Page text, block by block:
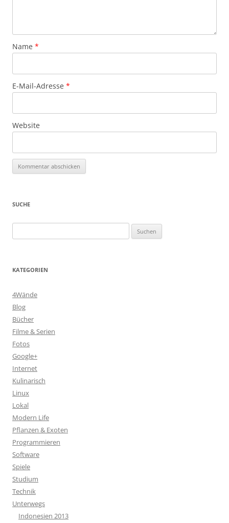
Name *
E-Mail-Adresse *
Website
SUCHE
nach:
KATEGORIEN
4Wände
Blog
Bücher
Filme & Serien
Fotos
Google+
Internet
Kulinarisch
Linux
Lokal
Modern Life
Pflanzen & Exoten
Programmieren
Software
Spiele
Studium
Technik
Unterwegs
Indonesien 2013